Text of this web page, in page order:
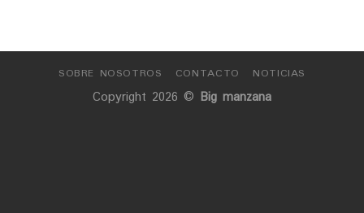
SOBRE NOSOTROS CONTACTO NOTICIAS
Copyright 2026 © Big manzana